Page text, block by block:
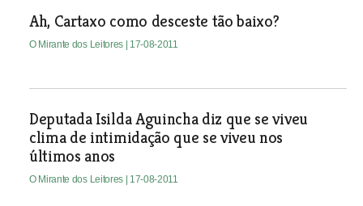
Ah, Cartaxo como desceste tão baixo?
O Mirante dos Leitores | 17-08-2011
Deputada Isilda Aguincha diz que se viveu
clima de intimidação que se viveu nos
últimos anos
O Mirante dos Leitores | 17-08-2011